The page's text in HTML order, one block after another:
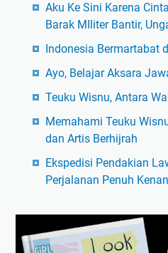
Aku Ke Sini Karena
Barak MIliter Bantir,
Indonesia Bermartabat
Ayo, Belajar Aksara
Teuku Wisnu, Antara
Memahami Teuku
dan Artis Berhijrah
Ekspedisi Pendakian
Perjalanan Penuh